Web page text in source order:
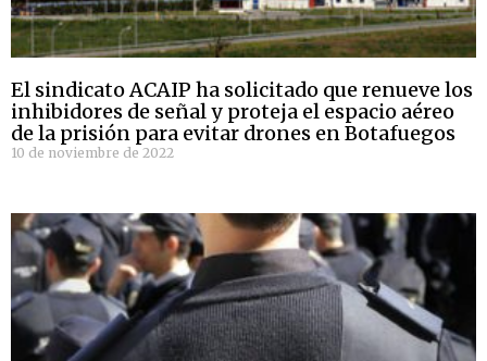
El sindicato ACAIP ha solicitado que renueve los
inhibidores de señal y proteja el espacio aéreo
de la prisión para evitar drones en Botafuegos
10 de noviembre de 2022